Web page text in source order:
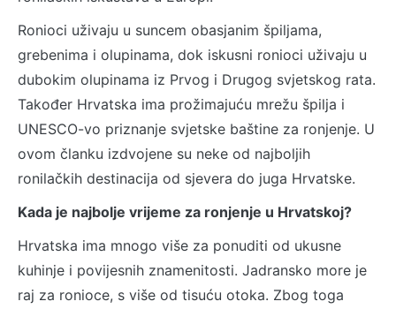
Ronioci uživaju u suncem obasjanim špiljama,
grebenima i olupinama, dok iskusni ronioci uživaju u
dubokim olupinama iz Prvog i Drugog svjetskog rata.
Također Hrvatska ima prožimajuću mrežu špilja i
UNESCO-vo priznanje svjetske baštine za ronjenje. U
ovom članku izdvojene su neke od najboljih
ronilačkih destinacija od sjevera do juga Hrvatske.
Kada je najbolje vrijeme za ronjenje u Hrvatskoj?
Hrvatska ima mnogo više za ponuditi od ukusne
kuhinje i povijesnih znamenitosti. Jadransko more je
raj za ronioce, s više od tisuću otoka. Zbog toga